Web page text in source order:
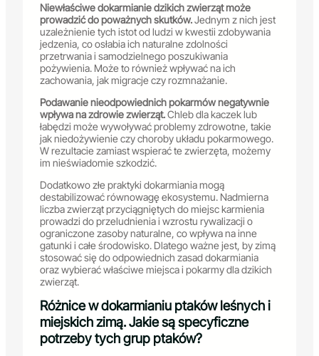
Niewłaściwe dokarmianie dzikich zwierząt może
prowadzić do poważnych skutków.Jednym z nich jest
uzależnienie tych istot od ludzi w kwestii zdobywania
jedzenia, co osłabia ich naturalne zdolności
przetrwania i samodzielnego poszukiwania
pożywienia. Może to również wpływać na ich
zachowania, jak migracje czy rozmnażanie.
Podawanie nieodpowiednich pokarmów negatywnie
wpływa na zdrowie zwierząt.Chleb dla kaczek lub
łabędzi może wywoływać problemy zdrowotne, takie
jak niedożywienie czy choroby układu pokarmowego.
W rezultacie zamiast wspierać te zwierzęta, możemy
im nieświadomie szkodzić.
Dodatkowo złe praktyki dokarmiania mogą
destabilizować równowagę ekosystemu. Nadmierna
liczba zwierząt przyciągniętych do miejsc karmienia
prowadzi do przeludnienia i wzrostu rywalizacji o
ograniczone zasoby naturalne, co wpływa na inne
gatunki i całe środowisko. Dlatego ważne jest, by zimą
stosować się do odpowiednich zasad dokarmiania
oraz wybierać właściwe miejsca i pokarmy dla dzikich
zwierząt.
Różnice w dokarmianiu ptaków leśnych i
miejskich zimą. Jakie są specyficzne
potrzeby tych grup ptaków?